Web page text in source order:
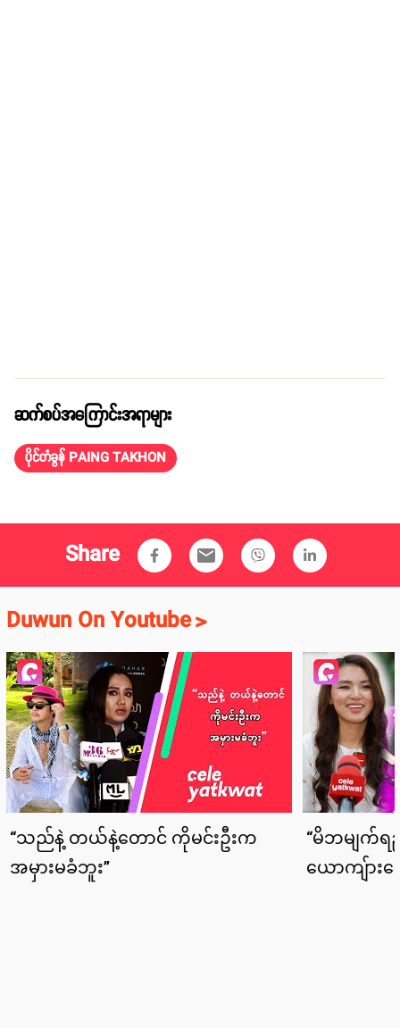
ဆက်စပ်အကြောင်းအရာများ
ပိုင်တံခွန် PAING TAKHON
Share email
Duwun On Youtube>